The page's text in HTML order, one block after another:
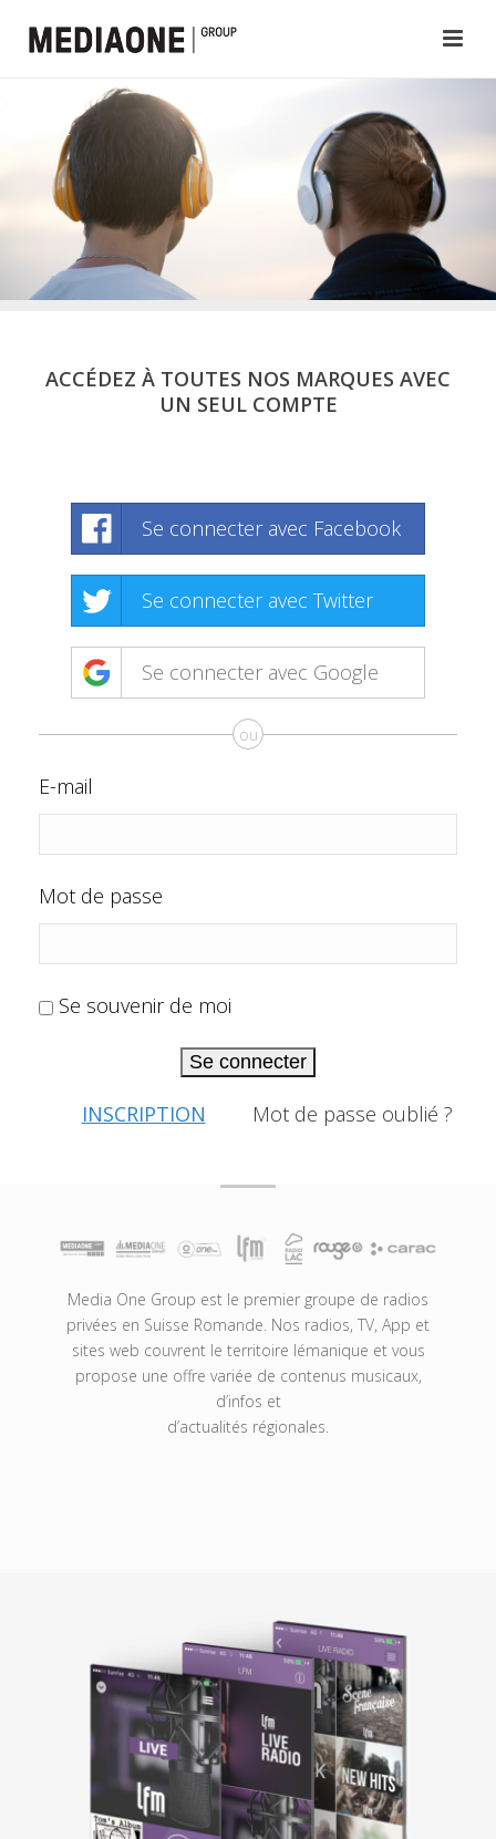
ACCÉDEZ À TOUTES NOS MARQUES AVEC
UN SEUL COMPTE
Se connecter avec Facebook
Se connecter avec Twitter
Se connecter avec Google
ou
E-mail
Mot de passe
Se souvenir de moi
Se connecter
INSCRIPTION Mot de passe oublié ?
Media One Group est le premier groupe de radios
privées en Suisse Romande. Nos radios, TV, App et
sites web couvrent le territoire lémanique et vous
propose une offre variée de contenus musicaux,
d’infos et
d’actualités régionales.